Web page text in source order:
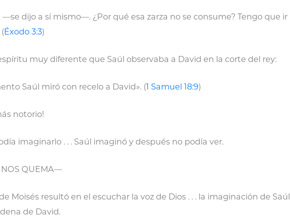
—se dijo a sí mismo—. ¿Por qué esa zarza no se consume? Tengo que ir
Éxodo 3:3)
muy diferente que Saúl observaba a David en la corte del rey:
Saúl miró con recelo a David». (1 Samuel 18:9)
notorio!
imaginarlo . . . Saúl imaginó y después no podía ver.
QUEMA—
Moisés resultó en el escuchar la voz de Dios . . . la imaginación de Saúl
de David.